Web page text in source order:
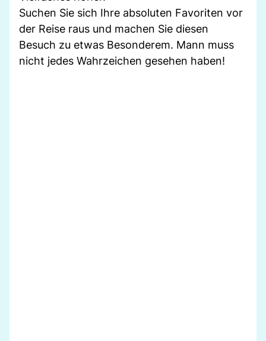
Suchen Sie sich Ihre absoluten Favoriten vor
der Reise raus und machen Sie diesen
Besuch zu etwas Besonderem. Mann muss
nicht jedes Wahrzeichen gesehen haben!